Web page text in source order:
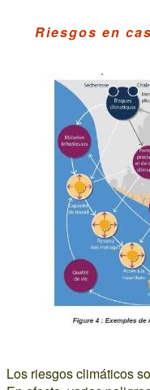
Riesgos en
Los riesgos climáticos